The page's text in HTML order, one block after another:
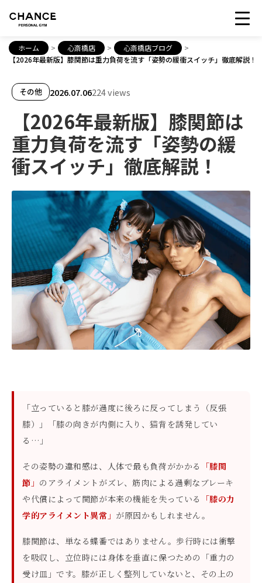
ホーム > 心斎橋店 > 心斎橋店ブログ
>
【2026年最新版】膝関節は重力負荷を流す「姿勢の緩衝スイッチ」徹底解説！
その他 2026.07.06224 views
【2026年最新版】膝関節は
重力負荷を流す「姿勢の緩
衝スイッチ」徹底解説！
「立っていると膝が過度に後ろに反ってしまう（反張
膝）」「膝の向きが内側に入り、猫背を誘発してい
る…」
その姿勢の違和感は、人体で最も負荷がかかる
「膝関
節」 のアライメントがズレ、筋肉による過剰なブレーキ
や代償によって関節が本来の機能を失っている
「膝の力
学的アライメント異常」 が原因かもしれません。
膝関節は、単なる蝶番ではありません。歩行時には衝撃
を吸収し、立位時には身体を垂直に保つための「重力の
受け皿」です。膝が正しく整列していないと、その上の